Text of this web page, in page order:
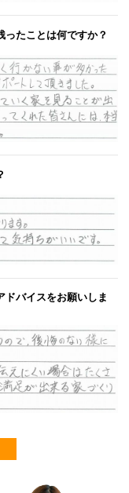
たことは何ですか？
ドバイスをお願いしま